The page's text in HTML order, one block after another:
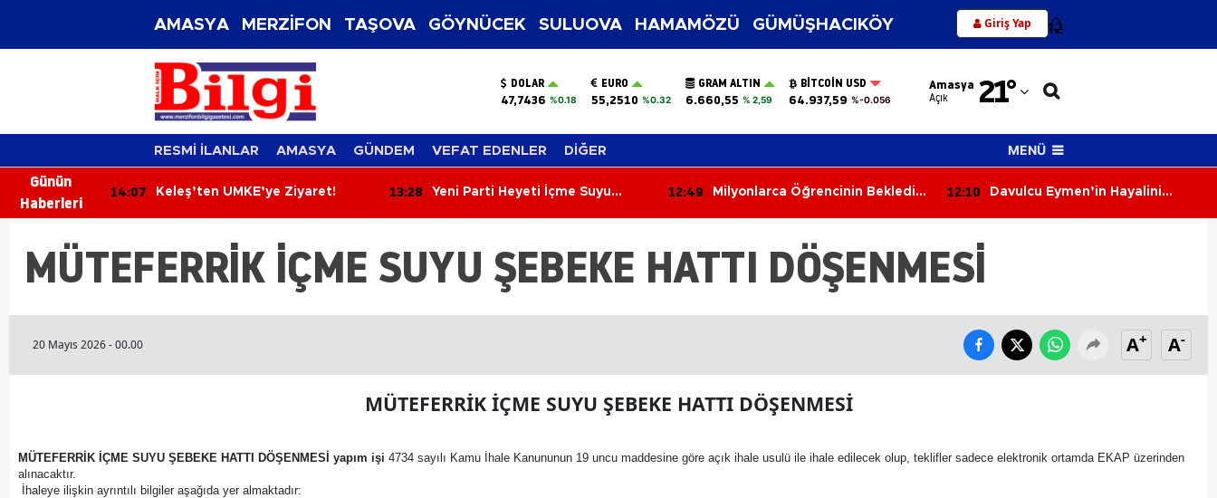
AMASYA MERZİFON TAŞOVA GÖYNÜCEK SULUOVA HAMAMÖZÜ GÜMÜŞHACIKÖY Giriş Yap 12
DOLAR
47,7436 %0.18
EURO
55,2510 %0.32
GRAM ALTIN
6.660,55 % 2,59
BITCOIN USD
64.937,59 %-0.056
Amasya
Açık 21°
Adana
Adıyaman
Ağrı
Amasya
Ankara
Antalya
Artvin
Aydın
Bingöl
RESMİ İLANLAR AMASYA GÜNDEM VEFAT EDENLER DİĞER MENÜ
Günün
Haberleri
Son Gün
14:07 Keleş’ten UMKE’ye Ziyaret! 13:28
Yeni Parti Heyeti İçme Suyu
12:49
Milyonlarca Öğrencinin Beklediği
12:10
Davulcu Eymen’in Hayalini
MÜTEFERRİK İÇME SUYU ŞEBEKE HATTI DÖŞENMESİ
20 Mayıs 2026 - 00.00 A+ A-
MÜTEFERRİK İÇME SUYU ŞEBEKE HATTI DÖŞENMESİ
MÜTEFERRİK İÇME SUYU ŞEBEKE HATTI DÖŞENMESİ yapım işi 4734 sayılı Kamu İhale Kanununun 19 uncu maddesine göre açık ihale usulü ile ihale edilecek olup, teklifler sadece elektronik ortamda EKAP üzerinden
alınacaktır.
İhaleye ilişkin ayrıntılı bilgiler aşağıda yer almaktadır: